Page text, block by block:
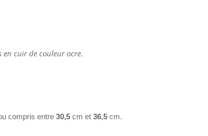
cuir de couleur ocre.
compris entre 30,5 cm et 36,5 cm.